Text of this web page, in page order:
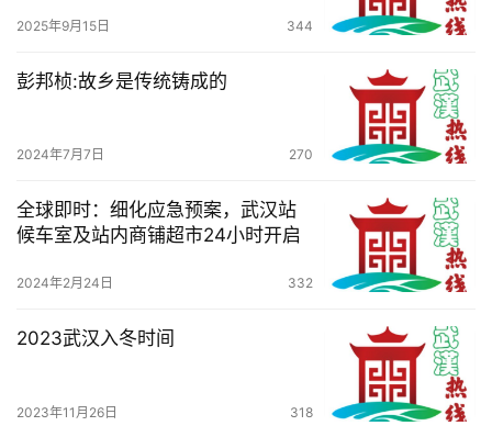
生
科
科
技
观
于
2025年9月15日 344
彭邦桢:故乡是传统铸成的
2024年7月7日 270
全球即时：细化应急预案，武汉站
候车室及站内商铺超市24小时开启
2024年2月24日 332
2023武汉入冬时间
2023年11月26日 318